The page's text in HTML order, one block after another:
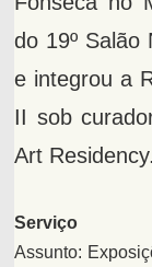
do 19º Salão
e integrou a
II sob
Art Residency.
Serviço
Assunto: